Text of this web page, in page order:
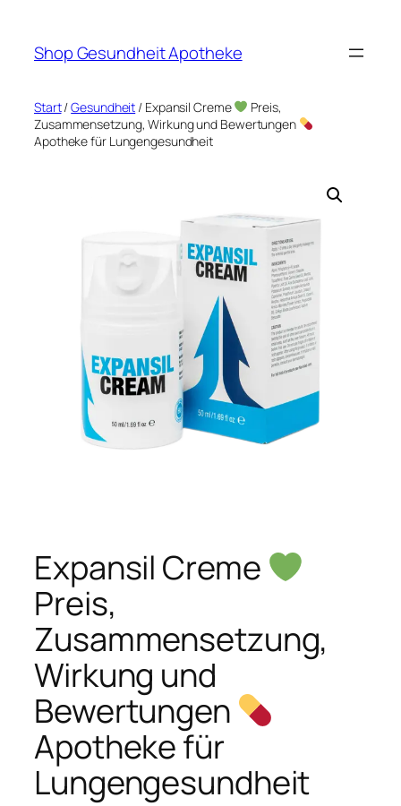
springen
Shop Gesundheit Apotheke
Start/Gesundheit / Expansil Creme
Preis,
Zusammensetzung, Wirkung und Bewertungen
Apotheke für Lungengesundheit
Expansil Creme
Preis,
Zusammensetzung,
Wirkung und
Bewertungen
Apotheke für
Lungengesundheit